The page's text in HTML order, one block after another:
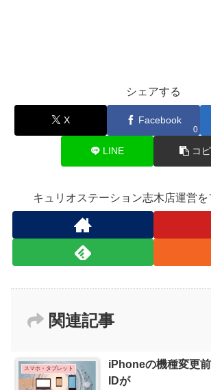
シェアする
X Facebook
0
LINE コ
キュリオステーション志木店運営を
関連記事
スマホ・タブレット
iPhoneの機種変更
IDが